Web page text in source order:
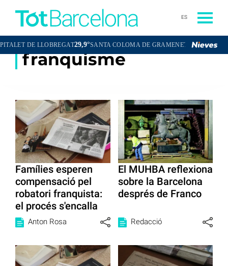
ES
DE LLOBREGAT29,9°SANTA COLOMA DE GRAMENET30,0° CORNELLÀ
franquisme
Famílies esperen
compensació pel
robatori franquista:
el procés s'encalla
Anton Rosa
El MUHBA reflexiona
sobre la Barcelona
després de Franco
Redacció